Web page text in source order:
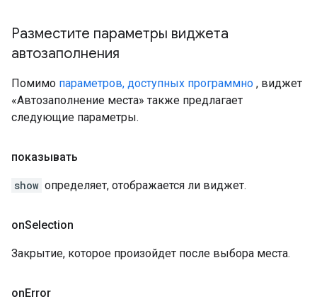
Разместите параметры виджета
автозаполнения
Помимо параметров, доступных программно , виджет
«Автозаполнение места» также предлагает
следующие параметры.
показывать
show определяет, отображается ли виджет.
onSelection
Закрытие, которое произойдет после выбора места.
onError